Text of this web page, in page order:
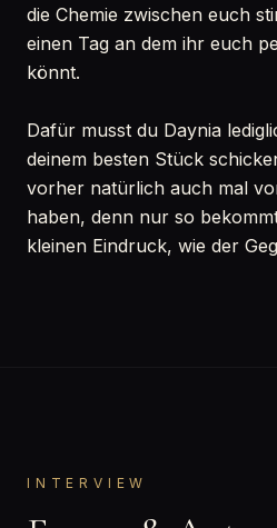
die Chemie zwischen euch
einen Tag an dem ihr euch
könnt.
Dafür musst du Daynia
deinem besten Stück
vorher natürlich auch mal
haben, denn nur so
kleinen Eindruck, wie der
INTERVIEW